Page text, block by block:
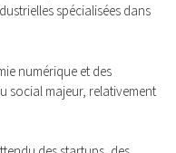
spécialisées dans
numérique et des
social majeur, relativement